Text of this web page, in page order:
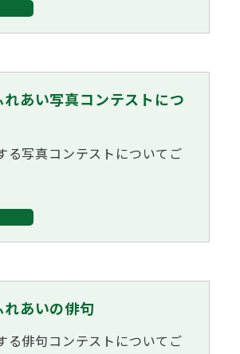
あい写真コンテストにつ
る写真コンテストについてご
あいの俳句
る俳句コンテストについてご